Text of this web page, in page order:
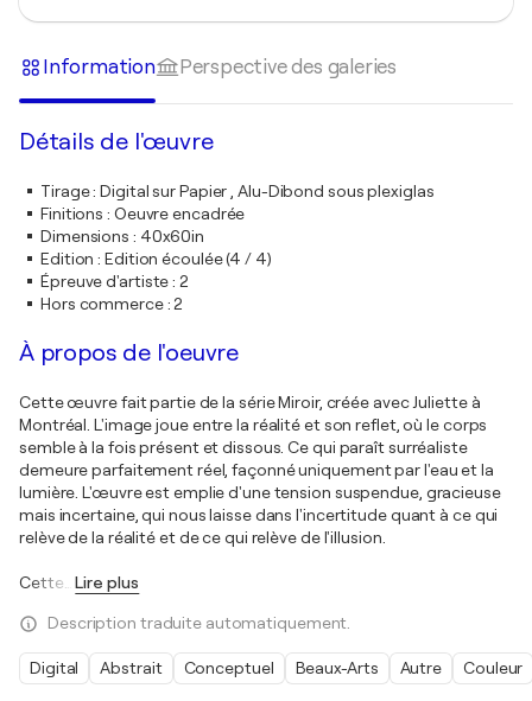
Information Perspective des galeries
Détails de l'œuvre
Tirage:Digital sur Papier , Alu-Dibond sous plexiglas
Finitions : Oeuvre encadrée
Dimensions : 40x60in
Edition :Edition écoulée (4 / 4)
Épreuve d'artiste: 2
Hors commerce: 2
À propos de l'oeuvre
Cette œuvre fait partie de la série Miroir, créée avec Juliette à
Montréal. L'image joue entre la réalité et son reflet, où le corps
semble à la fois présent et dissous. Ce qui paraît surréaliste
demeure parfaitement réel, façonné uniquement par l'eau et la
lumière. L'œuvre est emplie d'une tension suspendue, gracieuse
mais incertaine, qui nous laisse dans l'incertitude quant à ce qui
relève de la réalité et de ce qui relève de l'illusion.
Cette Lire plus
Description traduite automatiquement.
Digital Abstrait Conceptuel Beaux-Arts Autre Couleur